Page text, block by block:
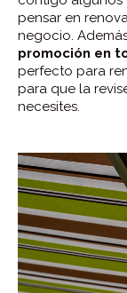
pensar en
negocio.
promoción en
perfecto para
para que la
necesites.